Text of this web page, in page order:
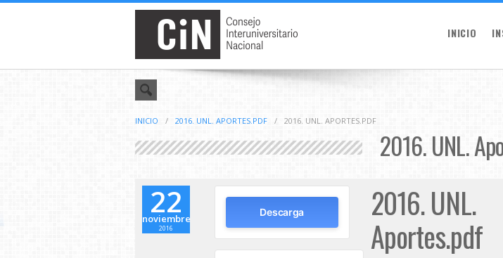
INICIO
INICIO / 2016. UNL. APORTES.PDF / 2016. UNL. APORTES.PDF
2016. UNL.
22
noviembre
2016
Descarga
2016. UNL.
Aportes.pdf